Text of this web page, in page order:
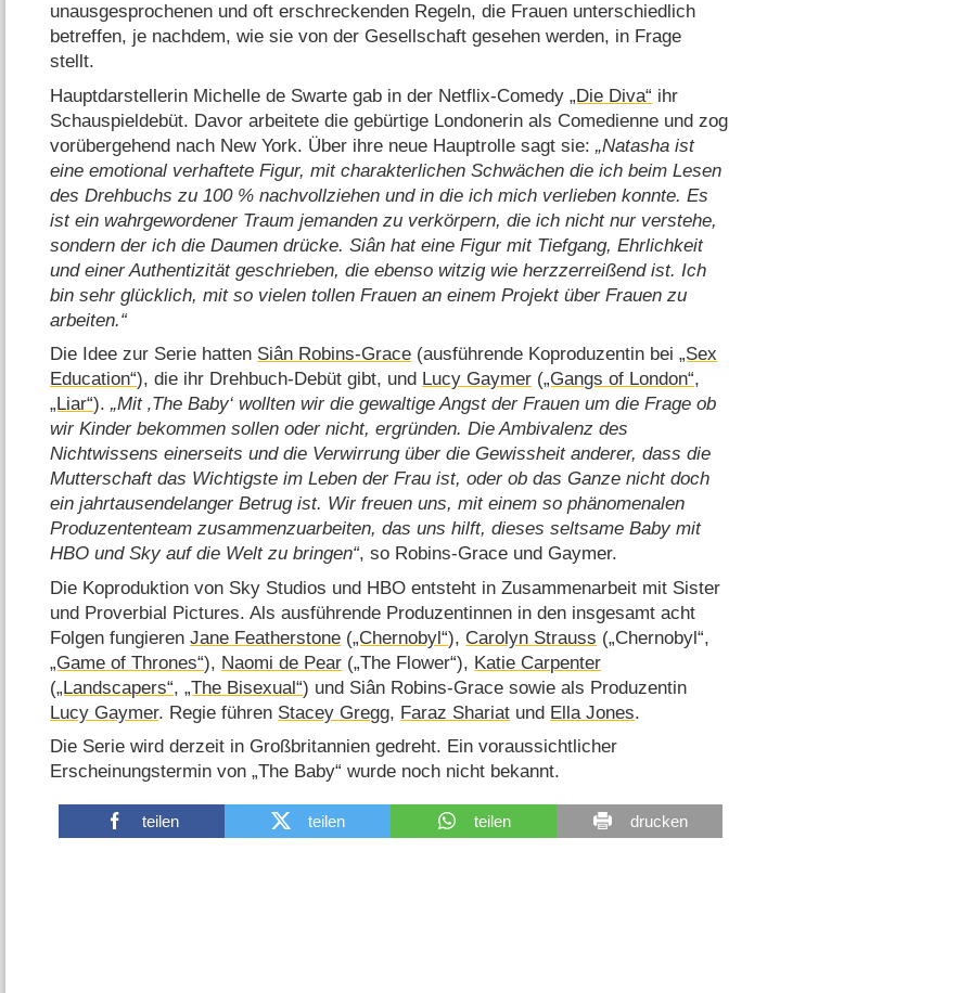
unausgesprochenen und oft erschreckenden Regeln, die Frauen unterschiedlich
betreffen, je nachdem, wie sie von der Gesellschaft gesehen werden, in Frage
stellt.
Hauptdarstellerin Michelle de Swarte gab in der Netflix-Comedy„Die Diva“ ihr
Schauspieldebüt. Davor arbeitete die gebürtige Londonerin als Comedienne und zog
vorübergehend nach New York. Über ihre neue Hauptrolle sagt sie: Natasha ist
eine emotional verhaftete Figur, mit charakterlichen Schwächen die ich beim Lesen
des Drehbuchs zu 100 % nachvollziehen und in die ich mich verlieben konnte. Es
ist ein wahrgewordener Traum jemanden zu verkörpern, die ich nicht nur verstehe,
sondern der ich die Daumen drücke. Siân hat eine Figur mit Tiefgang, Ehrlichkeit
und einer Authentizität geschrieben, die ebenso witzig wie herzzerreißend ist. Ich
bin sehr glücklich, mit so vielen tollen Frauen an einem Projekt über Frauen zu
arbeiten.
Die Idee zur Serie hatten Siân Robins-Grace (ausführende Koproduzentin bei„Sex
Education“), die ihr Drehbuch-Debüt gibt, und Lucy Gaymer („Gangs of London“,
„Liar“). Mit ‚The Baby‘ wollten wir die gewaltige Angst der Frauen um die Frage ob
wir Kinder bekommen sollen oder nicht, ergründen. Die Ambivalenz des
Nichtwissens einerseits und die Verwirrung über die Gewissheit anderer, dass die
Mutterschaft das Wichtigste im Leben der Frau ist, oder ob das Ganze nicht doch
ein jahrtausendelanger Betrug ist. Wir freuen uns, mit einem so phänomenalen
Produzententeam zusammenzuarbeiten, das uns hilft, dieses seltsame Baby mit
HBO und Sky auf die Welt zu bringen , so Robins-Grace und Gaymer.
Die Koproduktion von Sky Studios und HBO entsteht in Zusammenarbeit mit Sister
und Proverbial Pictures. Als ausführende Produzentinnen in den insgesamt acht
Folgen fungierenJane Featherstone („Chernobyl“), Carolyn Strauss („Chernobyl“,
„Game of Thrones“), Naomi de Pear („The Flower“), Katie Carpenter
(„Landscapers“,„The Bisexual“) und Siân Robins-Grace sowie als Produzentin
Lucy Gaymer. Regie führen Stacey Gregg, Faraz Shariat und Ella Jones.
Die Serie wird derzeit in Großbritannien gedreht. Ein voraussichtlicher
Erscheinungstermin von „The Baby“ wurde noch nicht bekannt.
teilen teilen teilen drucken